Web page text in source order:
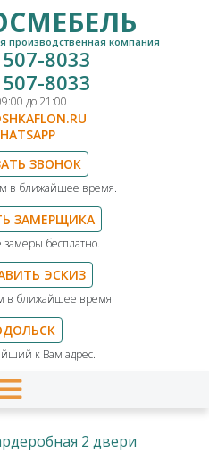
производственная компания
8033
8033
до 21:00
ЗВОНОК
в ближайшее время.
ЗАМЕРЩИКА
бесплатно.
ЭСКИЗ
в ближайшее время.
к Вам адрес.
2 двери